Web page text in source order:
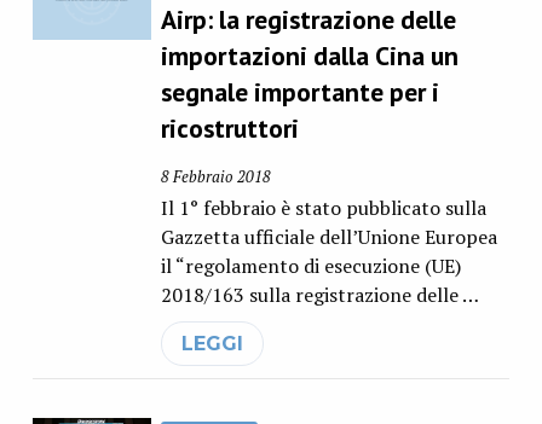
Airp: la registrazione delle
importazioni dalla Cina un
segnale importante per i
ricostruttori
8 Febbraio 2018
Il 1° febbraio è stato pubblicato sulla
Gazzetta ufficiale dell’Unione Europea
il “regolamento di esecuzione (UE)
2018/163 sulla registrazione delle …
LEGGI